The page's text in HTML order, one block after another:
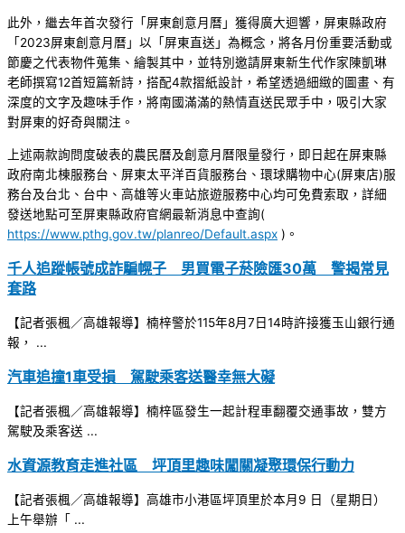
此外，繼去年首次發行「屏東創意月曆」獲得廣大迴響，屏東縣政府
「2023屏東創意月曆」以「屏東直送」為概念，將各月份重要活動或
節慶之代表物件蒐集、繪製其中，並特別邀請屏東新生代作家陳凱琳
老師撰寫12首短篇新詩，搭配4款摺紙設計，希望透過細緻的圖畫、有
深度的文字及趣味手作，將南國滿滿的熱情直送民眾手中，吸引大家
對屏東的好奇與關注。
上述兩款詢問度破表的農民曆及創意月曆限量發行，即日起在屏東縣
政府南北棟服務台、屏東太平洋百貨服務台、環球購物中心(屏東店)服
務台及台北、台中、高雄等火車站旅遊服務中心均可免費索取，詳細
發送地點可至屏東縣政府官網最新消息中查詢(
https://www.pthg.gov.tw/planreo/Default.aspx )。
千人追蹤帳號成詐騙幌子 男買電子菸險匯30萬 警揭常見
套路
【記者張楓／高雄報導】楠梓警於115年8月7日14時許接獲玉山銀行通
報， ...
汽車追撞1車受損 駕駛乘客送醫幸無大礙
【記者張楓／高雄報導】楠梓區發生一起計程車翻覆交通事故，雙方
駕駛及乘客送 ...
水資源教育走進社區 坪頂里趣味闖關凝聚環保行動力
【記者張楓／高雄報導】高雄市小港區坪頂里於本月9 日（星期日）
上午舉辦「 ...